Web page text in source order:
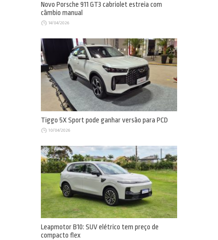
Novo Porsche 911 GT3 cabriolet estreia com
câmbio manual
14/04/2026
Tiggo 5X Sport pode ganhar versão para PCD
10/04/2026
Leapmotor B10: SUV elétrico tem preço de
compacto flex